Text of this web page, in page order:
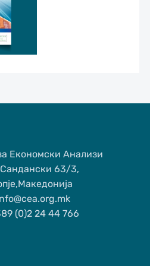
Економски Анализи
63/3,
(0)2 24 44 766